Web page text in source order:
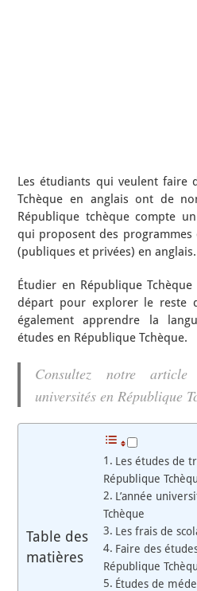
Les étudiants qui veulent faire
Tchèque en anglais ont de
République tchèque compte
qui proposent des programmes
(publiques et privées) en anglais.
Étudier en République
départ pour explorer le reste
également apprendre la
études en République Tchèque.
Consultez notre
universités en République
Table des
matières
Les études de
République
L’année
Tchèque
Les frais de
Faire des
République
Études de